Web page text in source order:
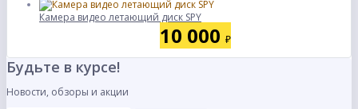
Камера видео летающий диск SPY
10 000 ₽
Будьте в курсе!
Новости, обзоры и акции